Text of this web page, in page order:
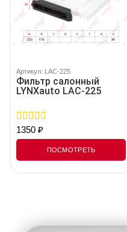
Артикул: LAC-225
Фильтр салонный
LYNXauto LAC-225
0
out
5
1350 ₽
ПОСМОТРЕТЬ